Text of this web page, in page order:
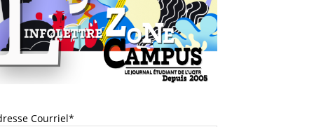
Courriel*